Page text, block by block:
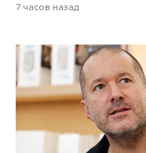
7 часов назад